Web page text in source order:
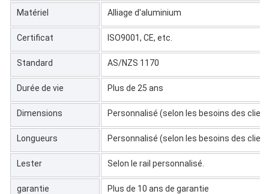
Matériel Alliage d'aluminium
Certificat ISO9001, CE, etc.
Standard AS/NZS 1170
Durée de vie Plus de 25 ans
Dimensions Personnalisé (selon les besoins des
Longueurs Personnalisé (selon les besoins des
Lester Selon le rail personnalisé.
garantie Plus de 10 ans de garantie